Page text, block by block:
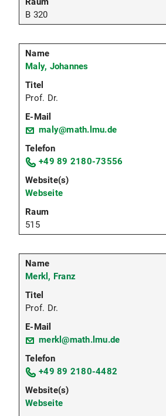
B 320
Maly, Johannes
Prof. Dr.
maly@math.lmu.de
+49 89 2180-73556
Webseite
515
Merkl, Franz
Prof. Dr.
merkl@math.lmu.de
+49 89 2180-4482
Webseite